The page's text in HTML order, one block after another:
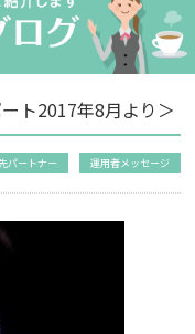
ト2017年8月より＞
パートナー 運用者メッセージ